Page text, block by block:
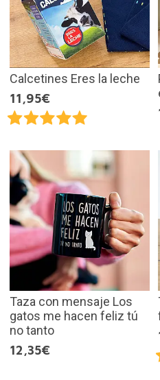
Calcetines Eres la leche
11,95€
Taza con mensaje Los
gatos me hacen feliz tú
no tanto
12,35€